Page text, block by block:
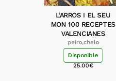
L’ARROS I EL SEU
MON 100 RECEPTES
VALENCIANES
peiro,chelo
Disponible
25.00€